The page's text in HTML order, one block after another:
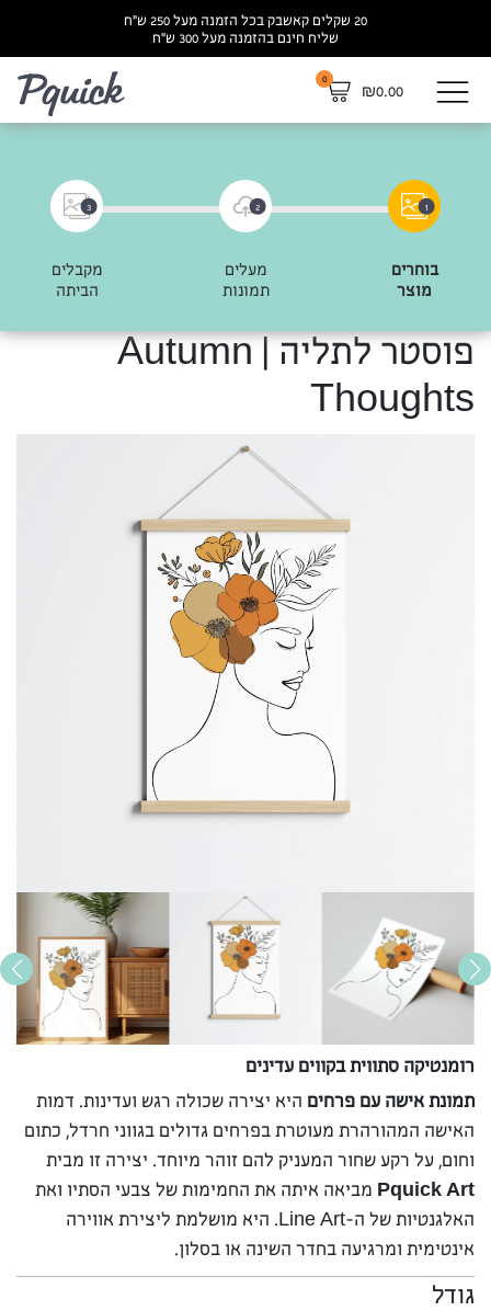
20 שקלים קאשבק בכל הזמנה מעל 250 ש”ח
שליח חינם בהזמנה מעל 300 ש”ח
₪0.00
0
1
בוחרים
מוצר
2
מעלים
תמונות
3
מקבלים
הביתה
פוסטר לתליה | Autumn
Thoughts
רומנטיקה סתווית בקווים עדינים
תמונת אישה עם פרחים היא יצירה שכולה רגש ועדינות. דמות
האישה המהורהרת מעוטרת בפרחים גדולים בגווני חרדל, כתום
וחום, על רקע שחור המעניק להם זוהר מיוחד. יצירה זו מבית
Pquick Art מביאה איתה את החמימות של צבעי הסתיו ואת
האלגנטיות של ה-Line Art. היא מושלמת ליצירת אווירה
אינטימית ומרגיעה בחדר השינה או בסלון.
גודל